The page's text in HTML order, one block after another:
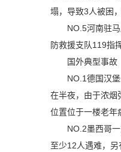
塌，导致3人被困
NO.5河南驻
防救援支队119指
国外典型事故
NO.1德国汉
在半夜，由于浓烟
位置位于一楼老年
NO.2墨西哥
至少12人遇难，